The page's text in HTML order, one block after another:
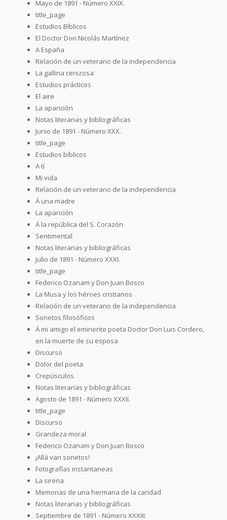
Mayo de 1891 - Número XXIX.
title_page
Estudios Bíblicos
El Doctor Don Nicolás Martínez
A España
Relación de un veterano de la independencia
La gallina cenizosa
Estudios prácticos
El aire
La aparición
Notas literarias y bibliográficas
Junio de 1891 - Número XXX.
title_page
Estudios bíblicos
A tí
Mi vida
Relación de un veterano de la independencia
Á una madre
La aparición
Á la república del S. Corazón
Sentimental
Notas literarias y bibliográficas
Julio de 1891 - Número XXXI.
title_page
Federico Ozanam y Don Juan Bosco
La Musa y los héroes cristianos
Relación de un veterano de la independencia
Sonetos filosóficos
Á mi amigo el eminente poeta Doctor Don Luis Cordero,
en la muerte de su esposa
Discurso
Dolor del poeta
Crepúsculos
Notas literarias y bibliográficas
Agosto de 1891 - Número XXXII.
title_page
Discurso
Grandeza moral
Federico Ozanam y Don Juan Bosco
¡Allá van sonetos!
Fotografías instantaneas
La sirena
Memorias de una hermana de la caridad
Notas literarias y bibliográficas
Septiembre de 1891 - Número XXXIII.